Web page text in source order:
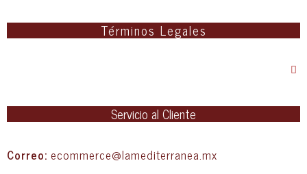
Términos Legales
Servicio al Cliente
Correo: ecommerce@lamediterranea.mx